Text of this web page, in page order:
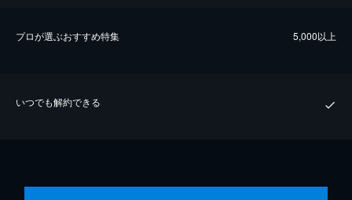
プロが選ぶおすすめ特集 5,000以上
いつでも解約できる